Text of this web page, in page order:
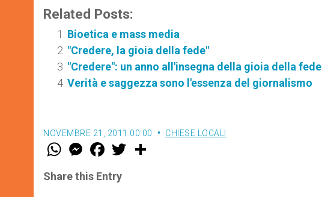
Related Posts:
Bioetica e mass media
"Credere, la gioia della fede"
"Credere": un anno all'insegna della gioia della fede
Verità e saggezza sono l'essenza del giornalismo
NOVEMBRE 21, 2011 00:00 CHIESE LOCALI
W
t
s
M
e
s
e
F
a
e
b
w
Share this Entry